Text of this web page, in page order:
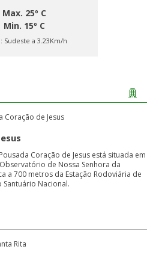
Max. 25º C
Min. 15º C
Sudeste a 3.23Km/h
Coração de Jesus está situada em
de Nossa Senhora da
a 700 metros da Estação Rodoviária de
Nacional.